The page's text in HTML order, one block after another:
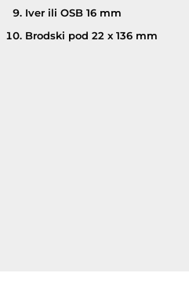
Iver ili OSB 16 mm
Brodski pod 22 x 136 mm